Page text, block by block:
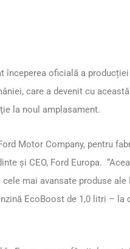
începerea oficială a
care a devenit cu
la noul amplasament.
Motor Company, pentru
şi CEO, Ford Europa.
mai avansate produse
EcoBoost de 1,0 litri –